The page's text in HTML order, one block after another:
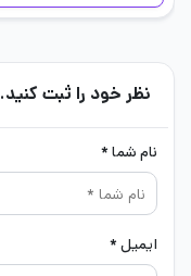
نظر خود را ثبت کنید.
نام شما *
ایمیل *